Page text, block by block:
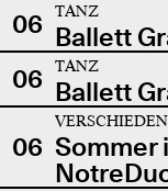
06
TANZ
Ballett
06
TANZ
Ballett
06 Sommer